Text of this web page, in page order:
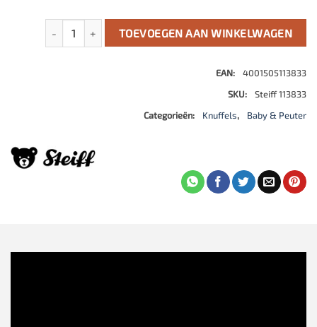
Soft Cuddly Friends Jimmy Teddy beer – Love aantal
TOEVOEGEN AAN WINKELWAGEN
EAN:
4001505113833
SKU:
Steiff 113833
Categorieën:
Knuffels, Baby & Peuter